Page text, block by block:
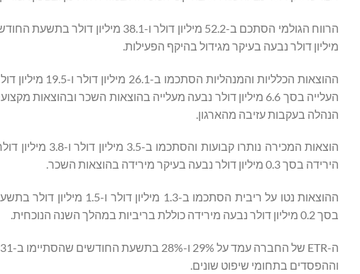
מיליון דולר נבעה בעיקר מגידול בהיקף הפעילות.
העלייה בסך 6.6 מיליון דולר נבעה מעלייה בהוצאות השכר
הנהלה בעקבות עזיבה מהארגון.
הירידה בסך 0.3 מיליון דולר נבעה בעיקר מירידה בהוצאות השכר.
בסך 0.2 מיליון דולר נבעה מירידה כוללת בריביות במהלך השנה הנוכחית.
וההפסדים בתחומי שיפוט שונים.